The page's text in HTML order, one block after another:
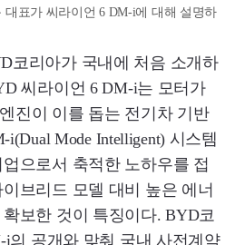
대표가 씨라이언 6 DM-i에 대해 설명하
코리아가 국내에 처음 소개하
씨라이언 6 DM-i는 모터가
진이 이를 돕는 전기차 기반
Mode Intelligent) 시스템
으로서 축적한 노하우를 접
브리드 모델 대비 높은 에너
보한 것이 특징이다. BYD코
i의 공개와 맞춰 국내 사전계약